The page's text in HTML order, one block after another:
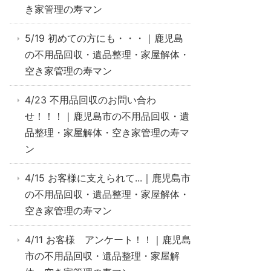
き家管理の寿マン
5/19 初めての方にも・・・｜鹿児島
の不用品回収・遺品整理・家屋解体・
空き家管理の寿マン
4/23 不用品回収のお問い合わ
せ！！！｜鹿児島市の不用品回収・遺
品整理・家屋解体・空き家管理の寿マ
ン
4/15 お客様に支えられて...｜鹿児島市
の不用品回収・遺品整理・家屋解体・
空き家管理の寿マン
4/11 お客様 アンケート！！｜鹿児島
市の不用品回収・遺品整理・家屋解